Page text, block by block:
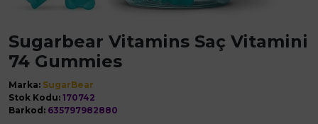
Sugarbear Vitamins Saç Vitamini
74 Gummies
Marka: SugarBear
Stok Kodu: 170742
Barkod: 635797982880